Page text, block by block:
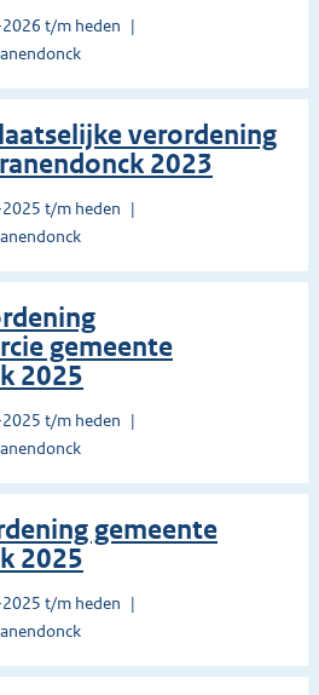
t/m heden
verordening
2023
t/m heden
gemeente
2025
t/m heden
gemeente
2025
t/m heden